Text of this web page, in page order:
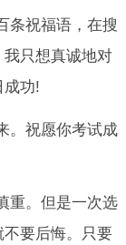
条祝福语，在搜
只想真诚地对
成功!
。祝愿你考试成
重。但是一次选
要后悔。只要